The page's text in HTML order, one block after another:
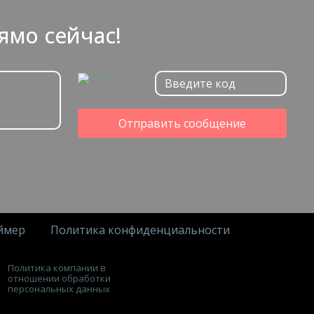
сейчас!
Отправить сообщение
Политика конфиденциальности
Политика компании в
отношении обработки
персональных данных